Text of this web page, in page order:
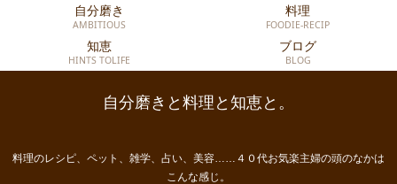
自分磨きと料理と知恵と。
料理のレシピ、ペット、雑学、占い、美容……４０代お気楽主婦の頭のなかは
こんな感じ。
自分磨き
AMBITIOUS
料理
FOODIE-RECIP
知恵
HINTS TOLIFE
ブログ
BLOG